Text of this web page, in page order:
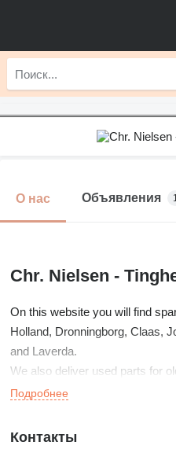
О нас Объявления
Chr. Nielsen -
On this website you will find
Holland, Dronningborg, Claas,
and Laverda.
We also deliver used parts for
Подробнее
Контакты